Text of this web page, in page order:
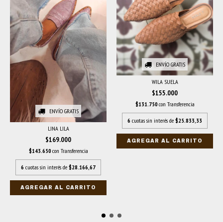
ENVÍO GRATIS
LINA LILA
$169.000
$143.650con Transferencia
6 cuotas sin interés de $28.166,67
AGREGAR AL CARRITO
ENVÍO GRATIS
WILA SUELA
$155.000
$131.750con Transferencia
6 cuotas sin interés de $25.833,33
AGREGAR AL CARRITO